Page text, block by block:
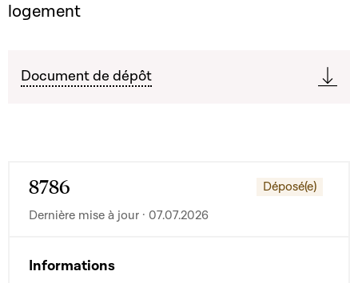
logement
Document de dépôt
8786
Déposé(e)
Dernière mise à jour · 07.07.2026
Informations